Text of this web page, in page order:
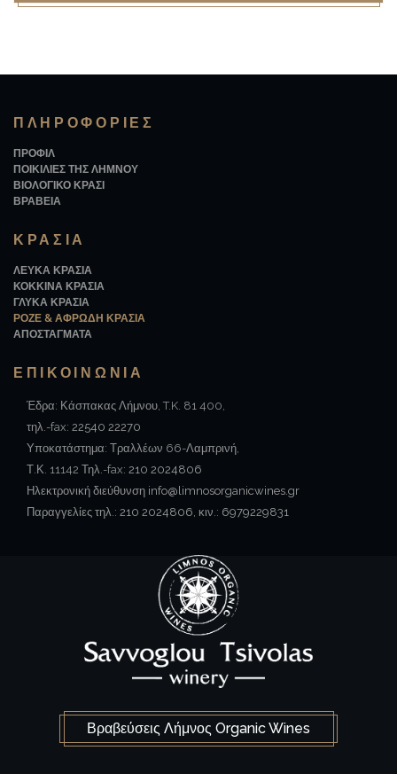
ΠΛΗΡΟΦΟΡΊΕΣ
ΠΡΟΦΙΛ
ΠΟΙΚΙΛΙΕΣ ΤΗΣ ΛΗΜΝΟΥ
ΒΙΟΛΟΓΙΚΟ ΚΡΑΣΙ
ΒΡΑΒΕΙΑ
ΚΡΑΣΙΆ
ΛΕΥΚΑ ΚΡΑΣΙΑ
ΚΟΚΚΙΝΑ ΚΡΑΣΙΑ
ΓΛΥΚΑ ΚΡΑΣΙΑ
ΡΟΖΕ & ΑΦΡΩΔΗ ΚΡΑΣΙΑ
ΑΠΟΣΤΑΓΜΑΤΑ
ΕΠΙΚΟΙΝΩΝΙΑ
Έδρα: Κάσπακας Λήμνου, T.K. 81 400,
τηλ.-fax: 22540 22270
Υποκατάστημα: Τραλλέων 66-Λαμπρινή,
Τ.Κ. 11142 Τηλ.-fax: 210 2024806
Ηλεκτρονική διεύθυνση info@limnosorganicwines.gr
Παραγγελίες τηλ.: 210 2024806, κιν.: 6979229831
Βραβεύσεις Λήμνος Organic Wines